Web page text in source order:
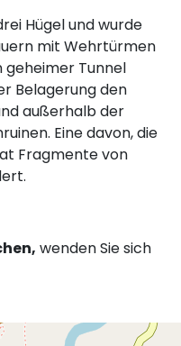
Hügel und wurde
mit Wehrtürmen
geheimer Tunnel
Belagerung den
außerhalb der
Eine davon, die
Fragmente von
wenden Sie sich